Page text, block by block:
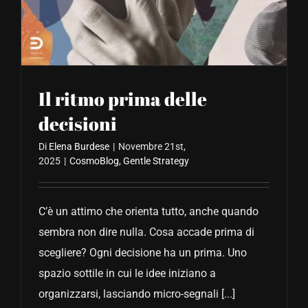
CONTATTACI
Il ritmo prima delle
decisioni
Di Elena Burdese | Novembre 21st,
2025 | CosmoBlog,Gentle Strategy
C’è un attimo che orienta tutto, anche quando
sembra non dire nulla. Cosa accade prima di
scegliere? Ogni decisione ha un prima. Uno
spazio sottile in cui le idee iniziano a
organizzarsi, lasciando micro-segnali [...]